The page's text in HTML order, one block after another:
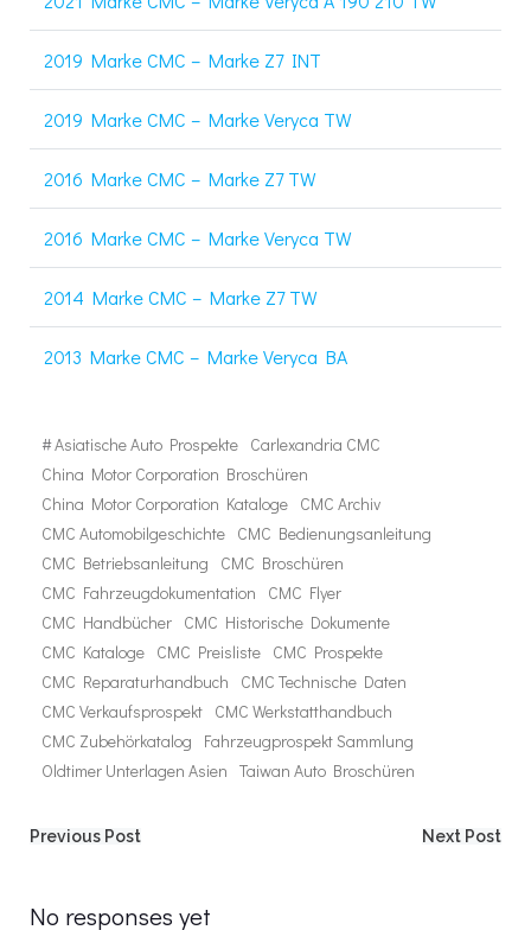
2019 Marke CMC – Marke Z7 INT
2019 Marke CMC – Marke Veryca TW
2016 Marke CMC – Marke Z7 TW
2016 Marke CMC – Marke Veryca TW
2014 Marke CMC – Marke Z7 TW
2013 Marke CMC – Marke Veryca BA
#Asiatische Auto Prospekte Carlexandria CMC
China Motor Corporation Broschüren
China Motor Corporation Kataloge CMC Archiv
CMC Automobilgeschichte CMC Bedienungsanleitung
CMC Betriebsanleitung
CMC Broschüren
CMC Fahrzeugdokumentation
CMC Flyer
CMC Handbücher CMC Historische Dokumente
CMC Kataloge CMC Preisliste CMC Prospekte
CMC Reparaturhandbuch
CMC Technische Daten
CMC Verkaufsprospekt CMC Werkstatthandbuch
CMC Zubehörkatalog
Fahrzeugprospekt Sammlung
Oldtimer Unterlagen Asien Taiwan Auto Broschüren
Post
navigation
Previous Post Next Post
No responses yet